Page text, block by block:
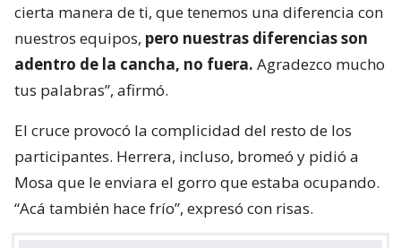
cierta manera de ti, que tenemos una diferencia con
nuestros equipos, pero nuestras diferencias son
adentro de la cancha, no fuera. Agradezco mucho
tus palabras”, afirmó.
El cruce provocó la complicidad del resto de los
participantes. Herrera, incluso, bromeó y pidió a
Mosa que le enviara el gorro que estaba ocupando.
“Acá también hace frío”, expresó con risas.